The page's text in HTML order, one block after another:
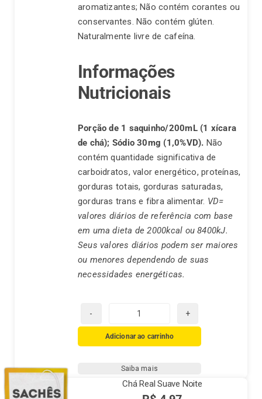
aromatizantes; Não contém corantes ou
conservantes. Não contém glúten.
Naturalmente livre de cafeína.
Informações
Nutricionais
Porção de 1 saquinho/200mL (1 xícara
de chá); Sódio 30mg (1,0%VD).
contém quantidade significativa de
carboidratos, valor energético, proteínas,
gorduras totais, gorduras saturadas,
gorduras trans e fibra alimentar. VD=
valores diários de referência com base
em uma dieta de 2000kcal ou 8400kJ.
Seus valores diários podem ser maiores
ou menores dependendo de suas
necessidades energéticas.
Chá
Real
Limão
Gengibre
com
Adicionar ao carrinho
Saiba mais
Chá Real Suave Noite